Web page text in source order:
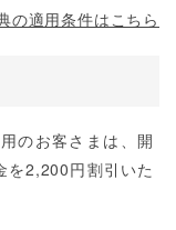
の適用条件はこちら
のお客さまは、開
を2,200円割引いた